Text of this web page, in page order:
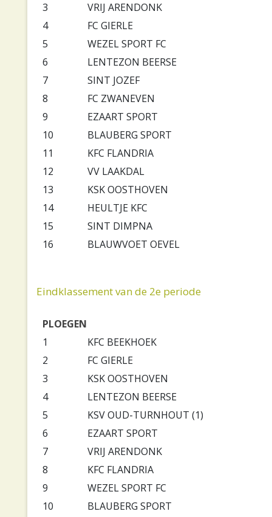
3
VRIJ ARENDONK
4
FC GIERLE
5
WEZEL SPORT FC
6
LENTEZON BEERSE
7
SINT JOZEF
8
FC ZWANEVEN
9
EZAART SPORT
10
BLAUBERG SPORT
11
KFC FLANDRIA
12
VV LAAKDAL
13
KSK OOSTHOVEN
14
HEULTJE KFC
15
SINT DIMPNA
16
BLAUWVOET OEVEL
Eindklassement van de 2e periode
PLOEGEN
1
KFC BEEKHOEK
2
FC GIERLE
3
KSK OOSTHOVEN
4
LENTEZON BEERSE
5
KSV OUD-TURNHOUT (1)
6
EZAART SPORT
7
VRIJ ARENDONK
8
KFC FLANDRIA
9
WEZEL SPORT FC
10
BLAUBERG SPORT